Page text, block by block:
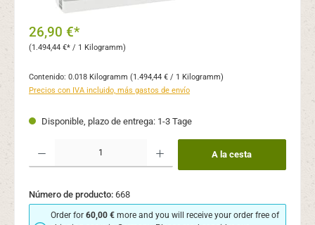
26,90 €*
(1.494,44 €* / 1 Kilogramm)
Contenido: 0.018 Kilogramm (1.494,44 € / 1 Kilogramm)
Precios con IVA incluido, más gastos de envío
Disponible, plazo de entrega: 1-3 Tage
Cantidad del producto: introduce la cantidad deseada o usa los botones para
A la cesta
Número de producto: 668
Order for60,00 € more and you will receive your order free of